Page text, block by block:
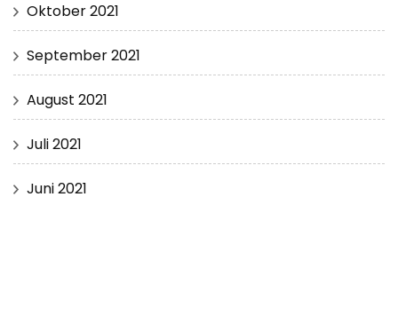
Oktober 2021
September 2021
August 2021
Juli 2021
Juni 2021